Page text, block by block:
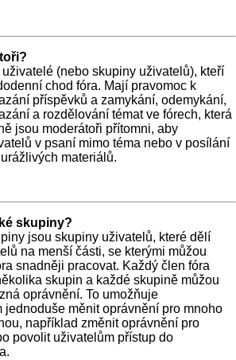
(nebo skupiny uživatelů), kteří
chod fóra. Mají pravomoc k
příspěvků a zamykání, odemykání,
a rozdělování témat ve fórech, která
jsou moderátoři přítomni, aby
v psaní mimo téma nebo v posílání
materiálů.
skupiny?
jsou skupiny uživatelů, které dělí
na menší části, se kterými můžou
snadněji pracovat. Každý člen fóra
skupin a každé skupině můžou
oprávnění. To umožňuje
jednoduše měnit oprávnění pro mnoho
například změnit oprávnění pro
povolit uživatelům přístup do